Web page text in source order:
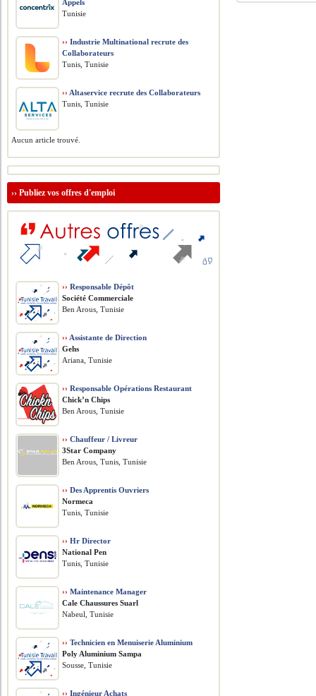
Appels
Tunisie
›› Industrie Multinational recrute des
Collaborateurs
Tunis, Tunisie
›› Altaservice recrute des Collaborateurs
Tunis, Tunisie
Aucun article trouvé.
››Publiez vos offres d'emploi
›› Responsable Dépôt
Société Commerciale
Ben Arous, Tunisie
›› Assistante de Direction
Gehs
Ariana, Tunisie
›› Responsable Opérations Restaurant
Chick’n Chips
Ben Arous, Tunisie
›› Chauffeur / Livreur
3Star Company
Ben Arous, Tunis, Tunisie
›› Des Apprentis Ouvriers
Normeca
Tunis, Tunisie
›› Hr Director
National Pen
Tunis, Tunisie
›› Maintenance Manager
Cale Chaussures Suarl
Nabeul, Tunisie
›› Technicien en Menuiserie Aluminium
Poly Aluminium Sampa
Sousse, Tunisie
›› Ingénieur Achats